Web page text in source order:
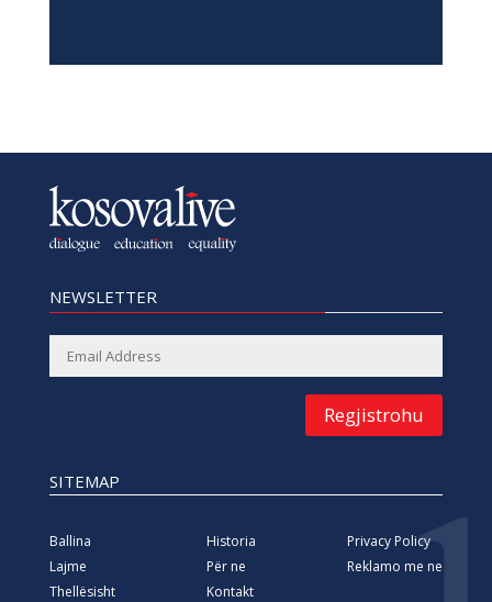
NEWSLETTER
Regjistrohu
SITEMAP
Ballina
Lajme
Thellësisht
Historia
Për ne
Kontakt
Privacy Policy
Reklamo me ne